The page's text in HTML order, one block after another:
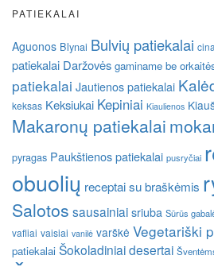
PATIEKALAI
Aguonos Blynai Bulvių patiekalai
patiekalai Daržovės gaminame be
patiekalai Jautienos patiekalai
keksas Keksiukai Kepiniai Kiaulienos
Makaronų patiekalai
pyragas Paukštienos patiekalai pusryčiai
obuolių receptai su braškėmis
Salotos sausainiai sriuba Sūrūs
vafliai vaisiai vanilė varškė Vegetariški
patiekalai Šokoladiniai desertai